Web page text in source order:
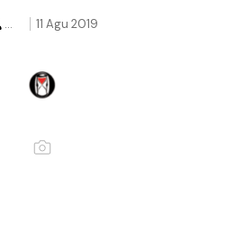
11 Agu 2019
...